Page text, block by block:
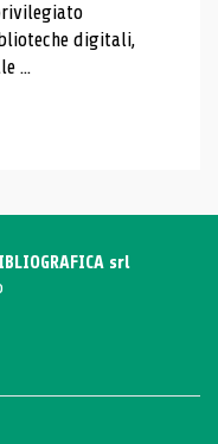
digitali,
...
srl